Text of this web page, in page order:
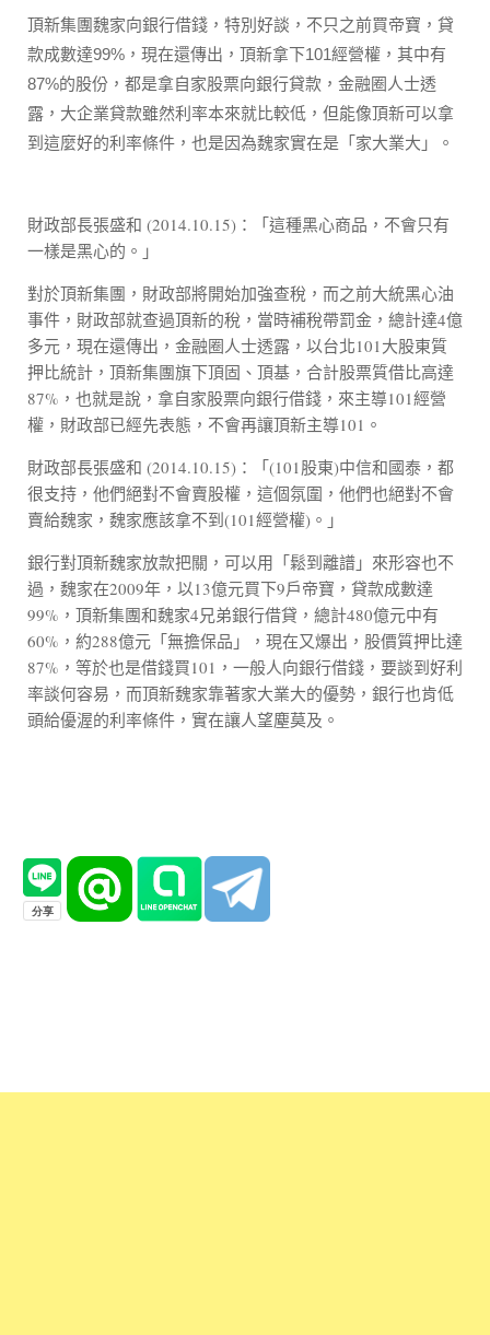
頂新集團魏家向銀行借錢，特別好談，不只之前買帝寶，貸
款成數達99%，現在還傳出，頂新拿下101經營權，其中有
87%的股份，都是拿自家股票向銀行貸款，金融圈人士透
露，大企業貸款雖然利率本來就比較低，但能像頂新可以拿
到這麼好的利率條件，也是因為魏家實在是「家大業大」。
財政部長張盛和 (2014.10.15)：「這種黑心商品，不會只有
一樣是黑心的。」
對於頂新集團，財政部將開始加強查稅，而之前大統黑心油
事件，財政部就查過頂新的稅，當時補稅帶罰金，總計達4億
多元，現在還傳出，金融圈人士透露，以台北101大股東質
押比統計，頂新集團旗下頂固、頂基，合計股票質借比高達
87%，也就是說，拿自家股票向銀行借錢，來主導101經營
權，財政部已經先表態，不會再讓頂新主導101。
財政部長張盛和 (2014.10.15)：「(101股東)中信和國泰，都
很支持，他們絕對不會賣股權，這個氛圍，他們也絕對不會
賣給魏家，魏家應該拿不到(101經營權)。」
銀行對頂新魏家放款把關，可以用「鬆到離譜」來形容也不
過，魏家在2009年，以13億元買下9戶帝寶，貸款成數達
99%，頂新集團和魏家4兄弟銀行借貸，總計480億元中有
60%，約288億元「無擔保品」，現在又爆出，股價質押比達
87%，等於也是借錢買101，一般人向銀行借錢，要談到好利
率談何容易，而頂新魏家靠著家大業大的優勢，銀行也肯低
頭給優渥的利率條件，實在讓人望塵莫及。